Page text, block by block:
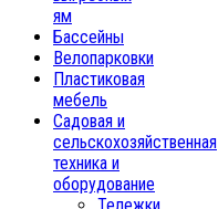
ям
Бассейны
Велопарковки
Пластиковая
мебель
Садовая и
сельскохозяйственная
техника и
оборудование